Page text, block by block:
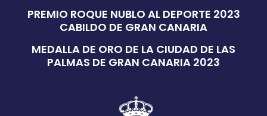
PREMIO ROQUE NUBLO AL DEPORTE 2023
CABILDO DE GRAN CANARIA
MEDALLA DE ORO DE LA CIUDAD DE LAS
PALMAS DE GRAN CANARIA 2023